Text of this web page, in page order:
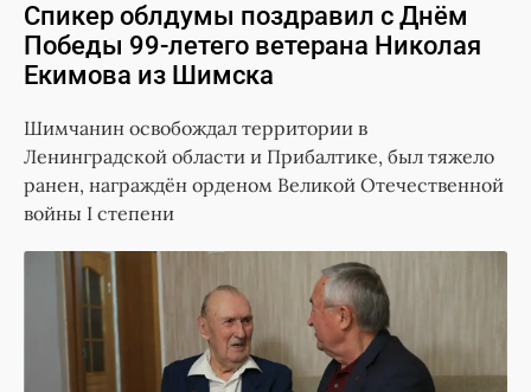
Спикер облдумы поздравил с Днём
Победы 99-летего ветерана Николая
Екимова из Шимска
Шимчанин освобождал территории в
Ленинградской области и Прибалтике, был тяжело
ранен, награждён орденом Великой Отечественной
войны I степени